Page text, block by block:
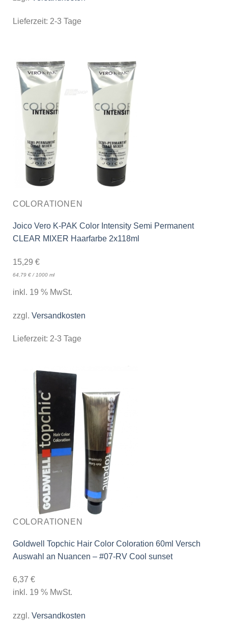
Lieferzeit: 2-3 Tage
COLORATIONEN
Joico Vero K-PAK Color Intensity Semi Permanent
CLEAR MIXER Haarfarbe 2x118ml
15,29 €
64,79 €/ 1000 ml
inkl. 19 % MwSt.
zzgl. Versandkosten
Lieferzeit: 2-3 Tage
COLORATIONEN
Goldwell Topchic Hair Color Coloration 60ml Versch
Auswahl an Nuancen – #07-RV Cool sunset
6,37 €
inkl. 19 % MwSt.
zzgl. Versandkosten